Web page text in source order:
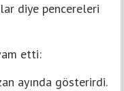
diye pencereleri
etti:
ayında gösterirdi.